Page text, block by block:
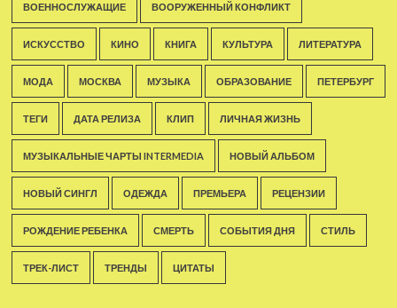
ВОЕННОСЛУЖАЩИЕ ВООРУЖЕННЫЙ КОНФЛИКТ
ИСКУССТВО КИНО КНИГА КУЛЬТУРА ЛИТЕРАТУРА
МОДА МОСКВА МУЗЫКА ОБРАЗОВАНИЕ ПЕТЕРБУРГ
ТЕГИ ДАТА РЕЛИЗА КЛИП ЛИЧНАЯ ЖИЗНЬ
МУЗЫКАЛЬНЫЕ ЧАРТЫ INTERMEDIA НОВЫЙ АЛЬБОМ
НОВЫЙ СИНГЛ ОДЕЖДА ПРЕМЬЕРА РЕЦЕНЗИИ
РОЖДЕНИЕ РЕБЕНКА СМЕРТЬ СОБЫТИЯ ДНЯ СТИЛЬ
ТРЕК-ЛИСТ ТРЕНДЫ ЦИТАТЫ